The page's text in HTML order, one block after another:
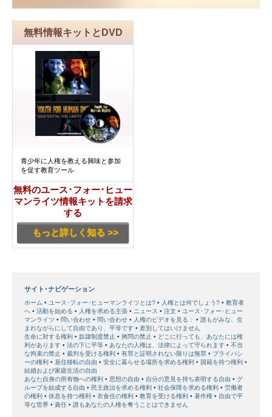
無料情報キットとDVD
青少年に人権を教える興味と参加
を促す教育ツール
無料のユース･フォー･ヒュー
マンライツ情報キットを請求
する
もっと詳しく知る >>
サイト･ナビゲーション
ホーム ユース･フォー･ヒューマンライツとは? 人権とは何でしょう?
教育者
へ
活動を始める 人権を求める主張 ニュース 注文
ユース･フォー･ヒュー
マンライツ
問い合わせ 問い合わせ 人権のビデオを見る：
誰もがみな、生
まれながらにして自由であり、平等です
差別してはいけません
生命に対する権利
奴隷制度禁止 拷問の禁止
どこに行っても、あなたには権
利があります
法の下に平等 あなたの人権は、法律によって守られます
不当
な拘束の禁止
裁判を受ける権利 有罪と証明されない限りは無罪
プライバシ
ーの権利
居住移転の自由 安全に暮らせる場所を求める権利
国籍を持つ権利
結婚および家庭生活の自由
あなた自身の所有物への権利
思想の自由 自分の意見を持ち表明する自由
グ
ループを結成する自由
民主政治を求める権利 社会保障を求める権利
労働者
の権利
休息を持つ権利 衣食住の権利 教育を受ける権利 著作権
自由で平
等な世界
責任 誰もあなたの人権を奪うことはできません